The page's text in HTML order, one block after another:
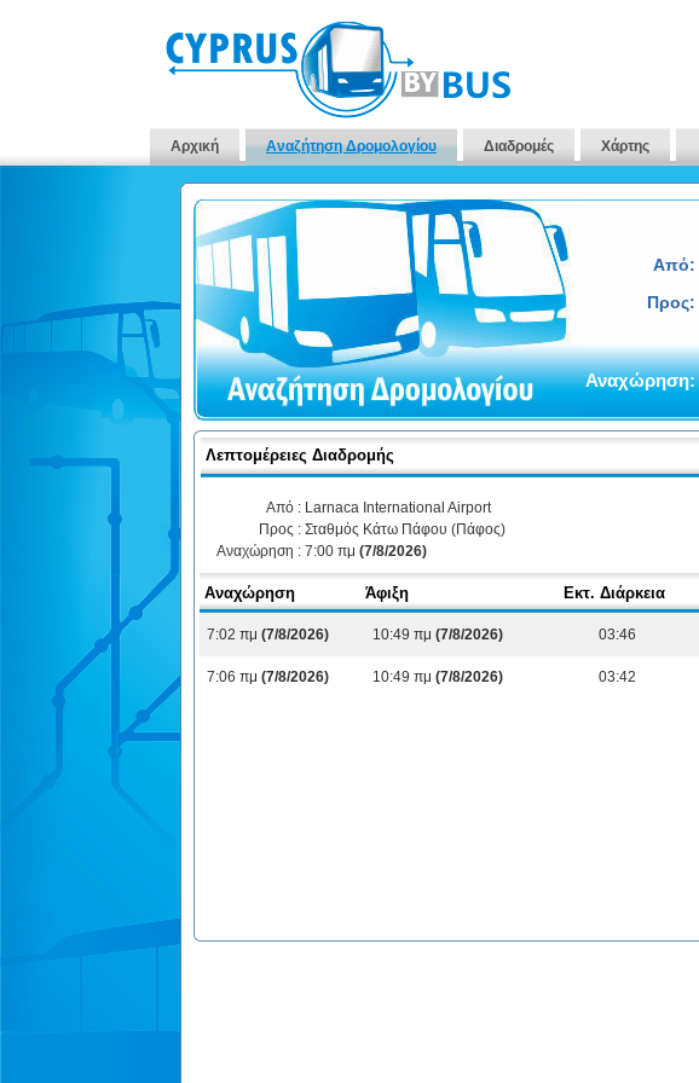
Αρχική Αναζήτηση Δρομολογίου Διαδρομές Χάρτης
Από:
Προς:
Αναχώρηση:
Λεπτομέρειες Διαδρομής
Από : Larnaca International Airport
Προς : Σταθμός Κάτω Πάφου (Πάφος)
Αναχώρηση : 7:00 πμ (7/8/2026)
Αναχώρηση Άφιξη Εκτ. Διάρκεια
7:02 πμ (7/8/2026) 10:49 πμ (7/8/2026) 03:46
7:06 πμ (7/8/2026) 10:49 πμ (7/8/2026) 03:42